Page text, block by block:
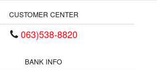
CUSTOMER CENTER
063)538-8820
BANK INFO